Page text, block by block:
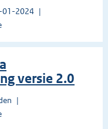
01-2024
versie 2.0